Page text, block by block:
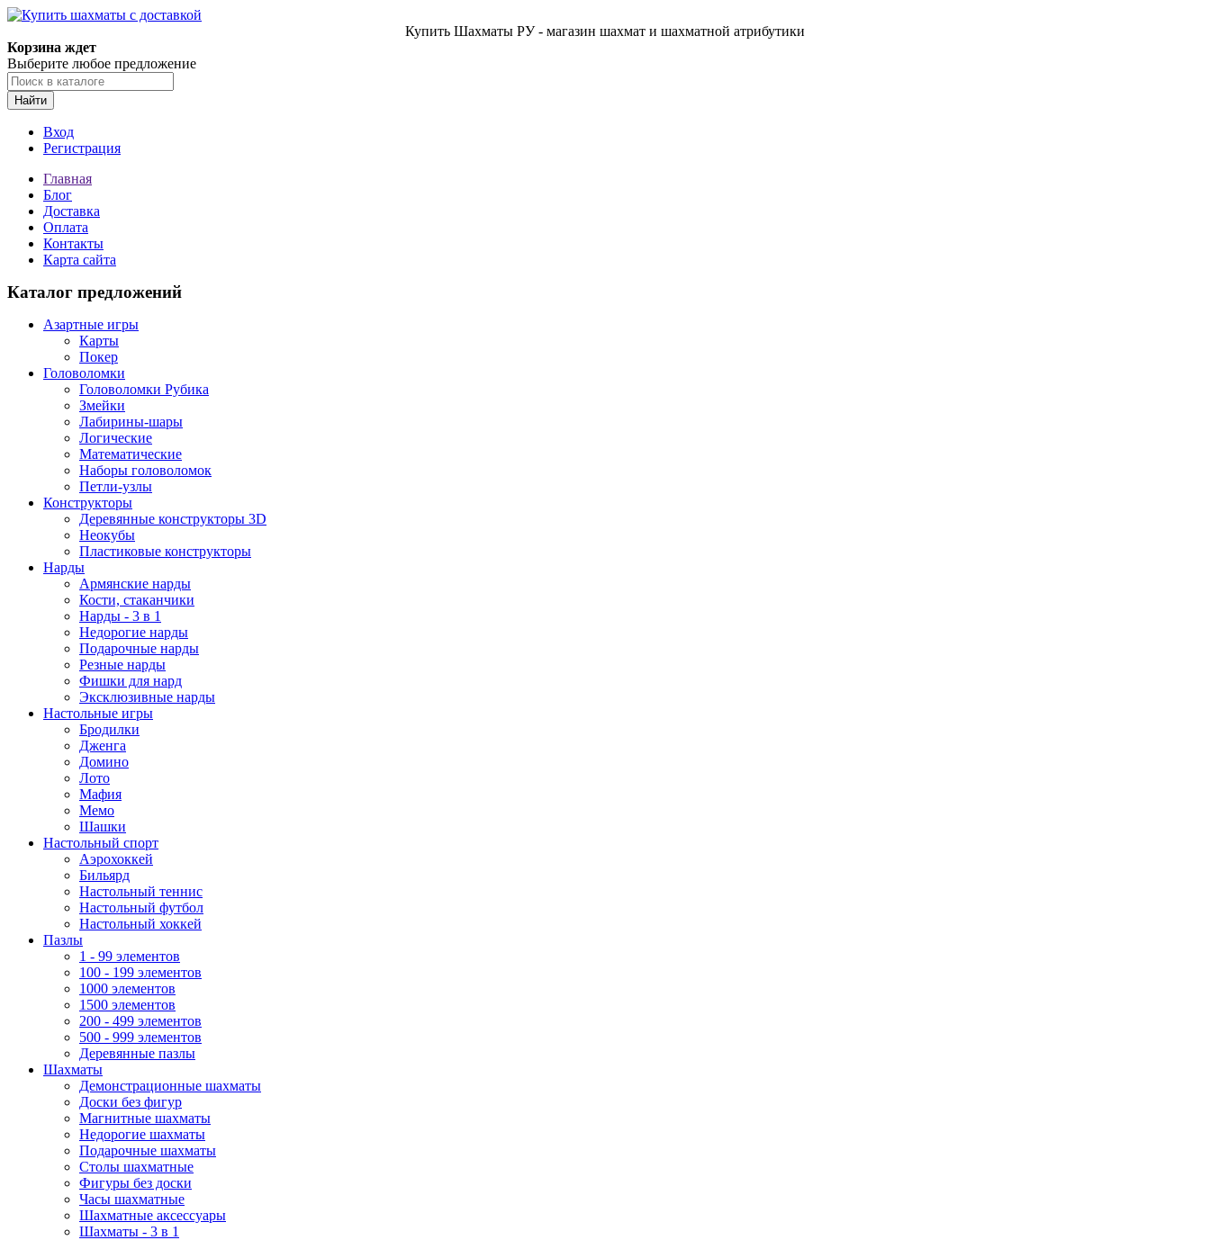
Купить Шахматы РУ - магазин шахмат и шахматной атрибутики
Корзина ждет
Выберите любое предложение
Найти
Вход
Регистрация
Главная
Блог
Доставка
Оплата
Контакты
Карта сайта
Каталог предложений
Азартные игры
Карты
Покер
Головоломки
Головоломки Рубика
Змейки
Лабирины-шары
Логические
Математические
Наборы головоломок
Петли-узлы
Конструкторы
Деревянные конструкторы 3D
Неокубы
Пластиковые конструкторы
Нарды
Армянские нарды
Кости, стаканчики
Нарды - 3 в 1
Недорогие нарды
Подарочные нарды
Резные нарды
Фишки для нард
Эксклюзивные нарды
Настольные игры
Бродилки
Дженга
Домино
Лото
Мафия
Мемо
Шашки
Настольный спорт
Аэрохоккей
Бильярд
Настольный теннис
Настольный футбол
Настольный хоккей
Пазлы
1 - 99 элементов
100 - 199 элементов
1000 элементов
1500 элементов
200 - 499 элементов
500 - 999 элементов
Деревянные пазлы
Шахматы
Демонстрационные шахматы
Доски без фигур
Магнитные шахматы
Недорогие шахматы
Подарочные шахматы
Столы шахматные
Фигуры без доски
Часы шахматные
Шахматные аксессуары
Шахматы - 3 в 1